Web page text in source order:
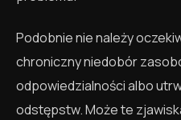
Podobnie nie należy
chroniczny niedobór
odpowiedzialności albo
odstępstw. Może te